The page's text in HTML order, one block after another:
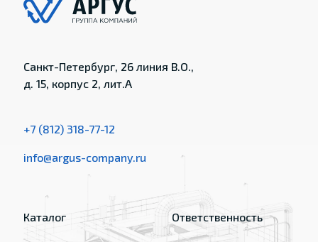
Санкт-Петербург, 26 линия В.О.,
д. 15, корпус 2, лит.А
+7 (812) 318-77-12
info@argus-company.ru
Каталог Ответственность